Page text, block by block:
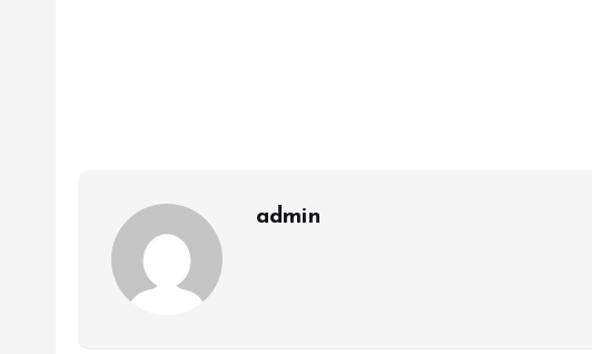
admin